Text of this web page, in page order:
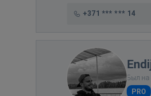
+371 *** *** 14
Был на
PRO